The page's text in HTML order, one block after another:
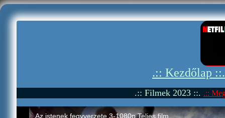
.:: Kezdőlap
.:: Filmek 2023 ::. .::